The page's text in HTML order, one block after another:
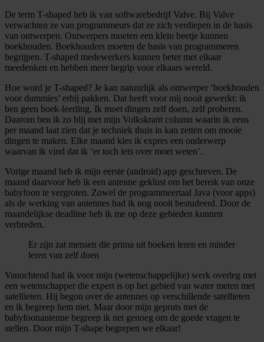
De term T-shaped heb ik van softwarebedrijf Valve. Bij Valve
verwachten ze van programmeurs dat ze zich verdiepen in de basis
van ontwerpen. Ontwerpers moeten een klein beetje kunnen
boekhouden. Boekhouders moeten de basis van programmeren
begrijpen. T-shaped medewerkers kunnen beter met elkaar
meedenken en hebben meer begrip voor elkaars wereld.
Hoe word je T-shaped? Je kan natuurlijk als ontwerper ‘boekhouden
voor dummies’ erbij pakken. Dat heeft voor mij nooit gewerkt: ik
ben geen boek-leerling. Ik moet dingen zelf doen, zelf proberen.
Daarom ben ik zo blij met mijn Volkskrant column waarin ik eens
per maand laat zien dat je techniek thuis in kan zetten om mooie
dingen te maken. Elke maand kies ik expres een onderwerp
waarvan ik vind dat ik ‘er toch iets over moet weten’.
Vorige maand heb ik mijn eerste (android) app geschreven. De
maand daarvoor heb ik een antenne geklust om het bereik van onze
babyfoon te vergroten. Zowel de programmeertaal Java (voor apps)
als de werking van antennes had ik nog nooit bestudeerd. Door de
maandelijkse deadline heb ik me op deze gebieden kunnen
verbreden.
Er zijn zat mensen die prima uit boeken leren en minder
leren van zelf doen
Vanochtend had ik voor mijn (wetenschappelijke) werk overleg met
een wetenschapper die expert is op het gebied van water meten met
satellieten. Hij begon over de antennes op verschillende satellieten
en ik begreep hem niet. Maar door mijn gepruts met de
babyfoonantenne begreep ik net genoeg om de goede vragen te
stellen. Door mijn T-shape begrepen we elkaar!